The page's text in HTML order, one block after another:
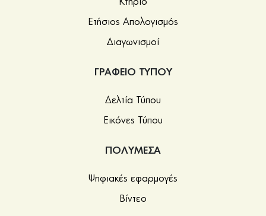
Κτήριο
Ετήσιος Απολογισμός
Διαγωνισμοί
ΓΡΑΦΕΙΟ ΤΥΠΟΥ
Δελτία Τύπου
Εικόνες Τύπου
ΠΟΛΥΜΕΣΑ
Ψηφιακές εφαρμογές
Βίντεο